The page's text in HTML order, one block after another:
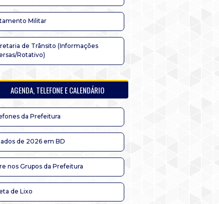
Militar
de Trânsito (Informações
Rotativo)
AGENDA, TELEFONE E CALENDÁRIO
da Prefeitura
de 2026 em BD
nos Grupos da Prefeitura
de Lixo